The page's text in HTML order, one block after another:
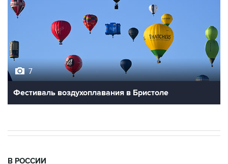
7
Фестиваль воздухоплавания в Бристоле
В РОССИИ